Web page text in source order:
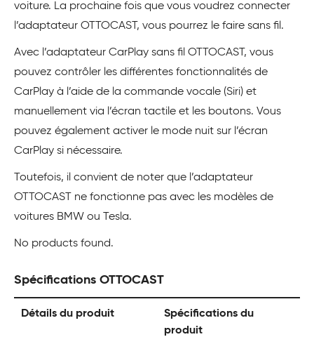
voiture. La prochaine fois que vous voudrez connecter
l’adaptateur OTTOCAST, vous pourrez le faire sans fil.
Avec l’adaptateur CarPlay sans fil OTTOCAST, vous
pouvez contrôler les différentes fonctionnalités de
CarPlay à l’aide de la commande vocale (Siri) et
manuellement via l’écran tactile et les boutons. Vous
pouvez également activer le mode nuit sur l’écran
CarPlay si nécessaire.
Toutefois, il convient de noter que l’adaptateur
OTTOCAST ne fonctionne pas avec les modèles de
voitures BMW ou Tesla.
No products found.
Spécifications OTTOCAST
Détails du produit
Spécifications du
produit